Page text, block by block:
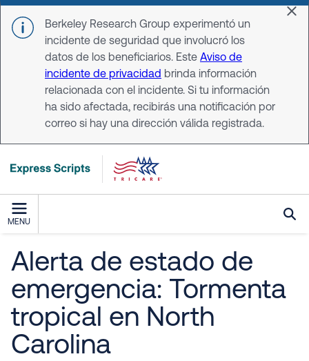
Skip to main content
Berkeley Research Group experimentó un
incidente de seguridad que involucró los
datos de los beneficiarios. Este Aviso de
incidente de privacidad brinda información
relacionada con el incidente. Si tu información
ha sido afectada, recibirás una notificación por
correo si hay una dirección válida registrada.
MENU
Alerta de estado de
emergencia: Tormenta
tropical en North
Carolina